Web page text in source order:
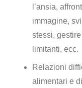
l’ansia,
immagine,
stessi,
limitanti, ecc.
Relazioni
alimentari e